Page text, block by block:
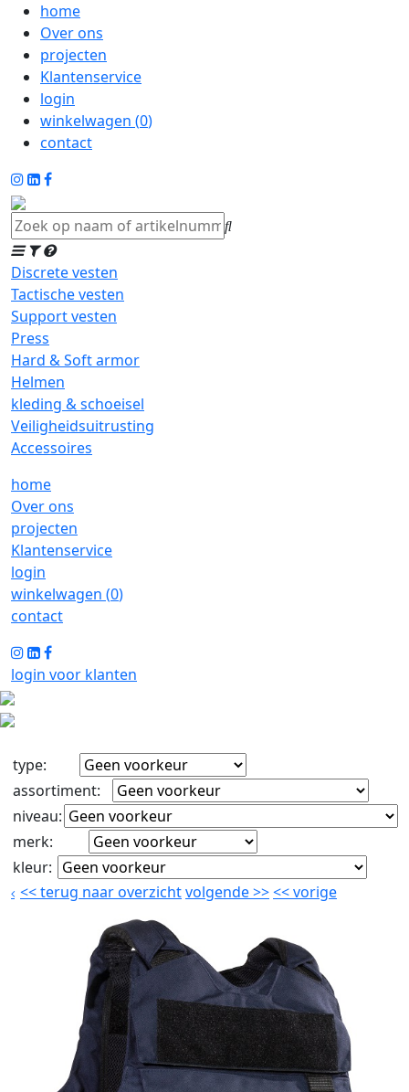
home
Over ons
projecten
Klantenservice
login
winkelwagen (0)
contact
Discrete vesten
Tactische vesten
Support vesten
Press
Hard & Soft armor
Helmen
kleding & schoeisel
Veiligheidsuitrusting
Accessoires
home
Over ons
projecten
Klantenservice
login
winkelwagen (0)
contact
login voor klanten
type:
assortiment:
niveau:
merk:
kleur:
<<terug naar overzichtvolgende>><<vorige